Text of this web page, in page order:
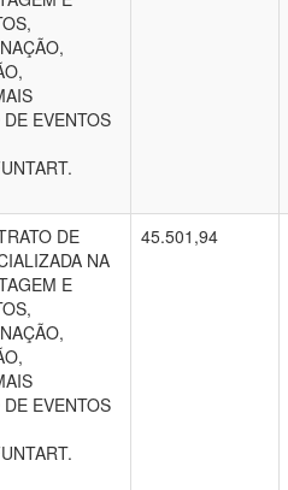
EVENTOS
DE
NA
E
EVENTOS
45.501,94